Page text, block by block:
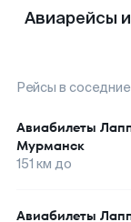
Авиарейсы
Рейсы в
Авиабилеты
Мурманск
151 км до
Авиабилеты